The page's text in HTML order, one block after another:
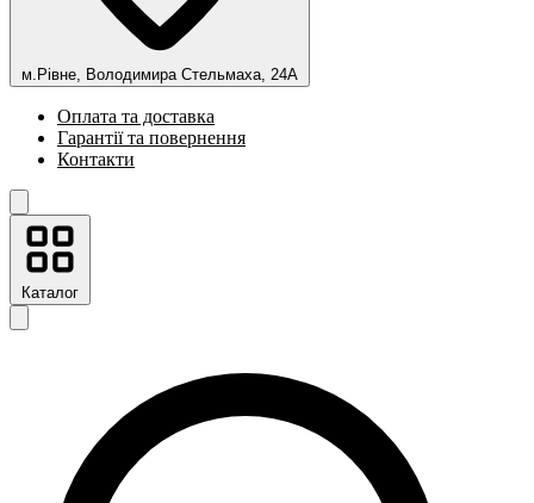
м.Рівне, Володимира Стельмаха, 24А
Оплата та доставка
Гарантії та повернення
Контакти
Каталог